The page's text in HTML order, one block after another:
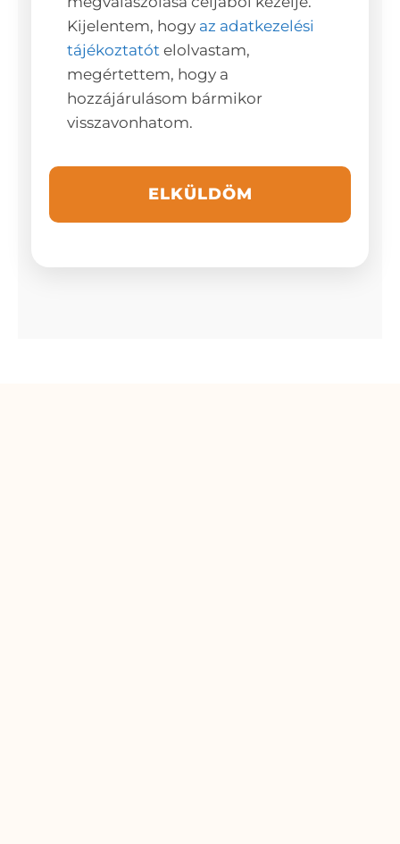
Kijelentem, hogy az adatkezelési
tájékoztatót elolvastam,
megértettem, hogy a
hozzájárulásom bármikor
visszavonhatom.
ELKÜLDÖM